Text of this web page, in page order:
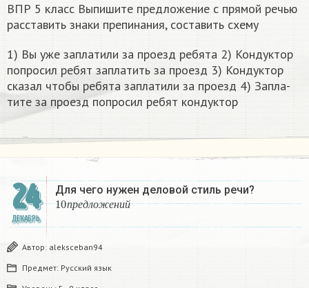
ВПР 5 класс Выпишите предложение с прямой речью
расставить знаки препинания, составить схему
1) Вы уже за­пла­ти­ли за про­езд ре­бя­та 2) Кон­дук­тор
по­про­сил ребят за­пла­тить за про­езд 3) Кон­дук­тор
ска­зал чтобы ре­бя­та за­пла­ти­ли за про­езд 4) За­пла­
ти­те за про­езд по­про­сил ребят кон­дук­тор​
24
ДЕКАБРЬ
Для чего нужен деловой стиль речи?
пр е дл о ж е н и й
10 ед ж н
Автор: aleksceban94
Предмет: Русский язык